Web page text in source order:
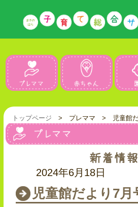
プレママ 赤ち
トップページ > プレママ > 児童館だ
2024年6月18日
児童館だより7月